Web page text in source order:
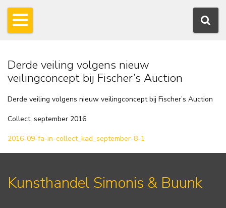
Derde veiling volgens nieuw
veilingconcept bij Fischer’s Auction
Derde veiling volgens nieuw veilingconcept bij Fischer’s Auction
Collect, september 2016
2016-09-fa-in-collect_kad_september-8-1
Kunsthandel Simonis & Buunk